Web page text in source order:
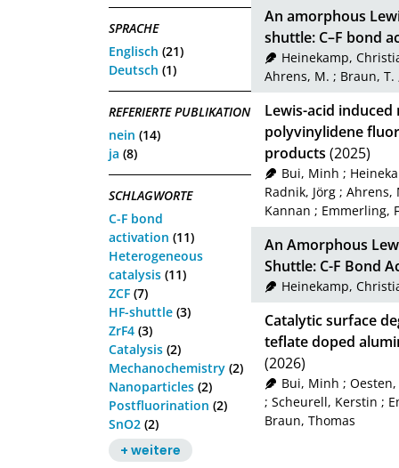
SPRACHE
Englisch (21)
Deutsch (1)
REFERIERTE PUBLIKATION
nein (14)
ja (8)
SCHLAGWORTE
C-F bond
activation (11)
Heterogeneous
catalysis (11)
ZCF (7)
HF-shuttle (3)
ZrF4 (3)
Catalysis (2)
Mechanochemistry (2)
Nanoparticles (2)
Postfluorination (2)
SnO2 (2)
+ weitere
An amorphous
shuttle: C–F bond
Heinekamp,
Ahrens, M. ; Braun, T.
Lewis-acid
polyvinylidene
products (2025)
Bui, Minh ;
Radnik, Jörg ; Ahrens,
Kannan ; Emmerling,
An Amorphous
Shuttle: C-F Bond
Heinekamp,
Catalytic surface
teflate doped
(2026)
Bui, Minh ;
; Scheurell, Kerstin ;
Braun, Thomas